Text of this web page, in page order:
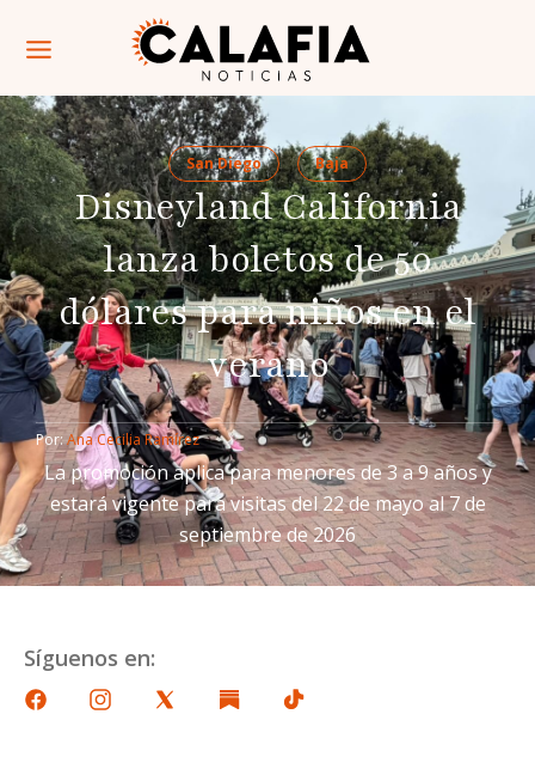
San Diego Baja
Disneyland California
lanza boletos de 50
dólares para niños en el
verano
Por: Ana Cecilia Ramírez
La promoción aplica para menores de 3 a 9 años y
estará vigente para visitas del 22 de mayo al 7 de
septiembre de 2026
Síguenos en: